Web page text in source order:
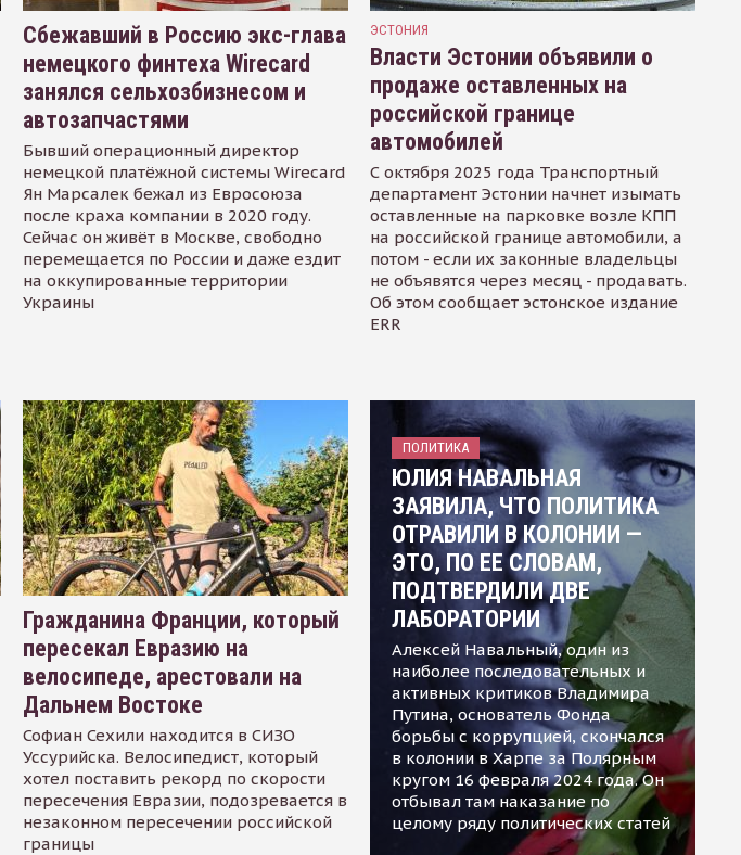
Сбежавший в Россию экс-глава
немецкого финтеха Wirecard
занялся сельхозбизнесом и
автозапчастями
Бывший операционный директор
немецкой платёжной системы Wirecard
Ян Марсалек бежал из Евросоюза
после краха компании в 2020 году.
Сейчас он живёт в Москве, свободно
перемещается по России и даже ездит
на оккупированные территории
Украины
ЭСТОНИЯ
Власти Эстонии объявили о
продаже оставленных на
российской границе
автомобилей
С октября 2025 года Транспортный
департамент Эстонии начнет изымать
оставленные на парковке возле КПП
на российской границе автомобили, а
потом - если их законные владельцы
не объявятся через месяц - продавать.
Об этом сообщает эстонское издание
ERR
Гражданина Франции, который
пересекал Евразию на
велосипеде, арестовали на
Дальнем Востоке
Софиан Сехили находится в СИЗО
Уссурийска. Велосипедист, который
хотел поставить рекорд по скорости
пересечения Евразии, подозревается в
незаконном пересечении российской
границы
ПОЛИТИКА
ЮЛИЯ НАВАЛЬНАЯ
ЗАЯВИЛА, ЧТО ПОЛИТИКА
ОТРАВИЛИ В КОЛОНИИ —
ЭТО, ПО ЕЕ СЛОВАМ,
ПОДТВЕРДИЛИ ДВЕ
ЛАБОРАТОРИИ
Алексей Навальный, один из
наиболее последовательных и
активных критиков Владимира
Путина, основатель Фонда
борьбы с коррупцией, скончался
в колонии в Харпе за Полярным
кругом 16 февраля 2024 года. Он
отбывал там наказание по
целому ряду политических статей